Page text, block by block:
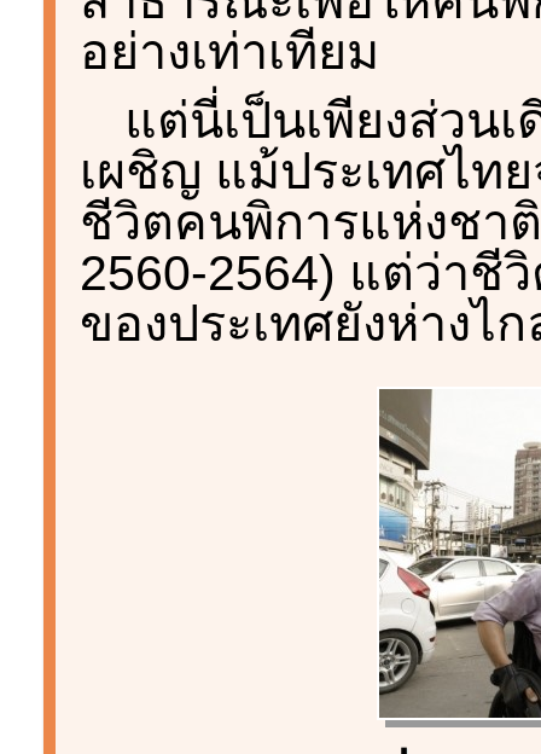
อย่างเท่าเทียม
แต่นี่เป็นเพียงส่วน
เผชิญ แม้ประเทศไ
ชีวิตคนพิการแห่งชา
2560-2564) แต่ว่าชี
ของประเทศยังห่าง